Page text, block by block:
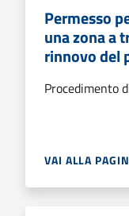
Permesso
una zona a
rinnovo del
Procedimento
VAI ALLA